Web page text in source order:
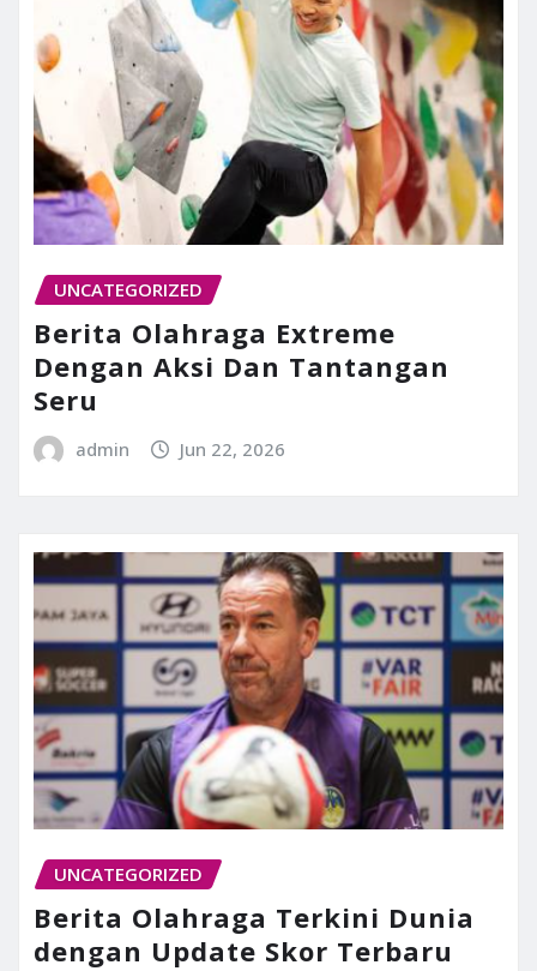
UNCATEGORIZED
Berita Olahraga Extreme
Dengan Aksi Dan Tantangan
Seru
admin Jun 22, 2026
UNCATEGORIZED
Berita Olahraga Terkini Dunia
dengan Update Skor Terbaru